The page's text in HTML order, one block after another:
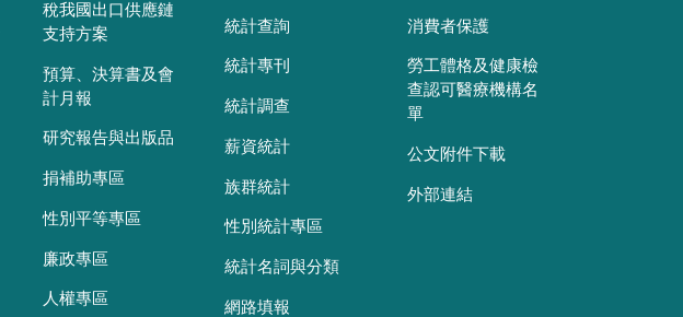
稅我國出口供應鏈
支持方案
預算、決算書及會
計月報
研究報告與出版品
捐補助專區
性別平等專區
廉政專區
人權專區
統計查詢
統計專刊
統計調查
薪資統計
族群統計
性別統計專區
統計名詞與分類
網路填報
消費者保護
勞工體格及健康檢
查認可醫療機構名
單
公文附件下載
外部連結